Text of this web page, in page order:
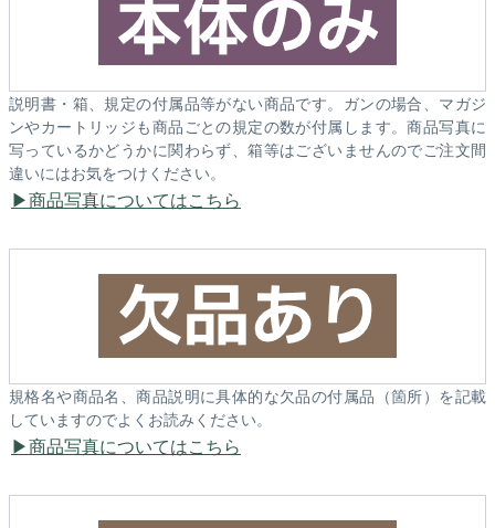
説明書・箱、規定の付属品等がない商品です。ガンの場合、マガジ
ンやカートリッジも商品ごとの規定の数が付属します。商品写真に
写っているかどうかに関わらず、箱等はございませんのでご注文間
違いにはお気をつけください。
商品写真についてはこちら
規格名や商品名、商品説明に具体的な欠品の付属品（箇所）を記載
していますのでよくお読みください。
商品写真についてはこちら